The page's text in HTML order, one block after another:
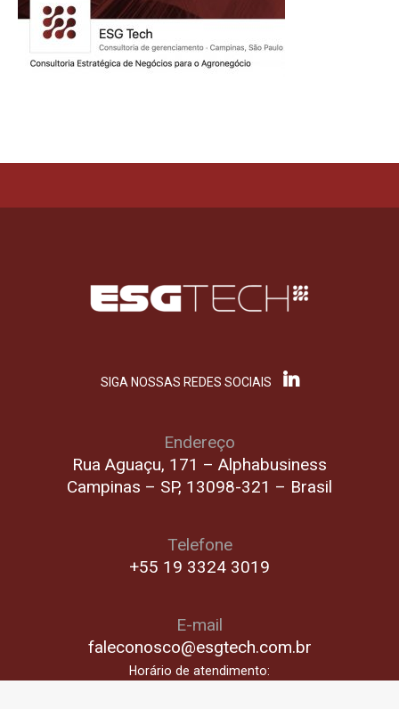
SIGA NOSSAS REDES SOCIAIS
Endereço
Rua Aguaçu, 171 – Alphabusiness
Campinas – SP, 13098-321 – Brasil
Telefone
+55 19 3324 3019
E-mail
faleconosco@esgtech.com.br
Horário de atendimento: